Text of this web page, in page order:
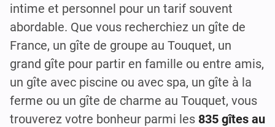
intime et personnel pour un tarif souvent
abordable. Que vous recherchiez un gîte de
France, un gîte de groupe au Touquet, un
grand gîte pour partir en famille ou entre amis,
un gîte avec piscine ou avec spa, un gîte à la
ferme ou un gîte de charme au Touquet, vous
trouverez votre bonheur parmi les 835 gîtes au